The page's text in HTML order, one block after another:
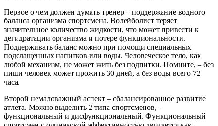
Первое о чем должен думать тренер – поддержание водного
баланса организма спортсмена. Волейболист теряет
значительное количество жидкости, что может привести к
дегидратации организма и потере функциональности.
Поддерживать баланс можно при помощи специальных
подслащенных напитков или воды. Человеческое тело, как
любой механизм, не может жить без подпитки. Помните, – без
пищи человек может прожить 30 дней, а без воды всего 72
часа.
Второй немаловажный аспект – сбалансированное развитие
атлета. Можно выделить 2 типа спортсменов, –
функциональный и дисфункциональный. Функциональный